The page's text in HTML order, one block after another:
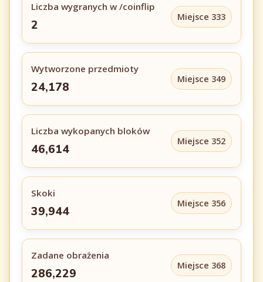
Liczba wygranych w /coinflip
2
Miejsce 333
Wytworzone przedmioty
24,178
Miejsce 349
Liczba wykopanych bloków
46,614
Miejsce 352
Skoki
39,944
Miejsce 356
Zadane obrażenia
286,229
Miejsce 368